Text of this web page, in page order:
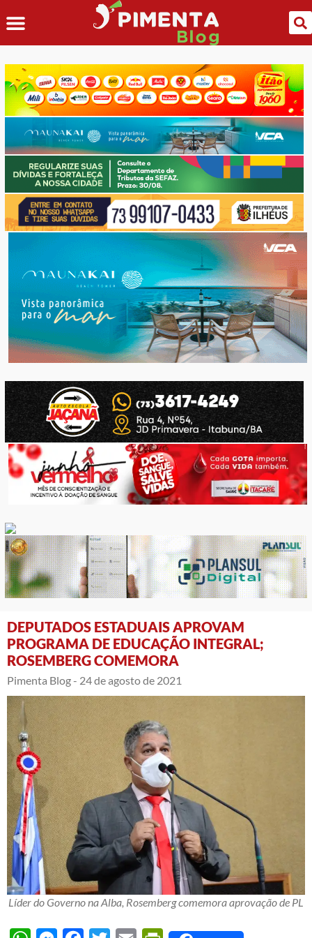
DEPUTADOS ESTADUAIS APROVAM
PROGRAMA DE EDUCAÇÃO INTEGRAL;
ROSEMBERG COMEMORA
Pimenta Blog - 24 de agosto de 2021
Líder do Governo na Alba, Rosemberg comemora aprovação de PL